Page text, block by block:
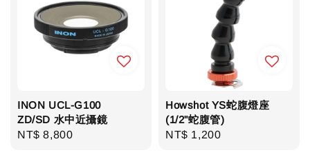
INON UCL-G100
ZD/SD 水中近攝鏡
Regular
NT$ 8,800
Howshot YS蛇腹燈座
(1/2"蛇腹管)
Regular
NT$ 1,200